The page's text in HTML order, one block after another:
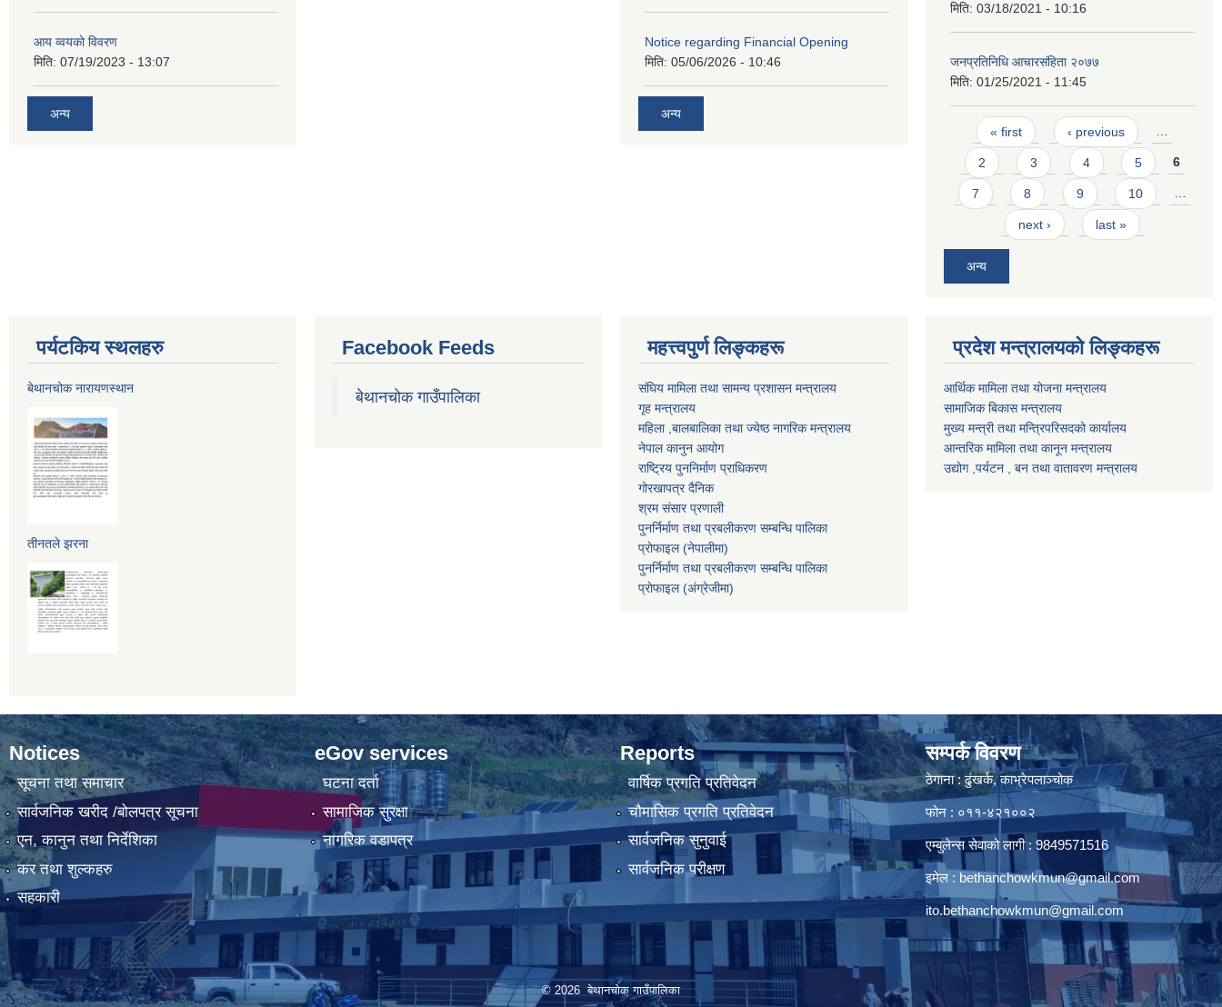
आय व्वयको विवरण
मिति: 07/19/2023 - 13:07
अन्य
Notice regarding Financial Opening
मिति: 05/06/2026 - 10:46
अन्य
मिति: 03/18/2021 - 10:16
जनप्रतिनिधि आचारसंहिता २०७७
मिति: 01/25/2021 - 11:45
Pages
« first ‹ previous …
2 3 4 5 6
7 8 9 10 …
next › last »
अन्य
पर्यटकिय स्थलहरु
बेथानचोक नारायणस्थान
तीनतले झरना
Facebook Feeds
बेथानचोक गाउँपालिका
महत्त्वपुर्ण लिङ्कहरू
संघिय मामिला तथा सामन्य प्रशासन मन्त्रालय
गृह मन्त्रालय
महिला ,बालबालिका तथा ज्येष्ठ नागरिक मन्त्रालय
नेपाल कानुन आयोग
राष्ट्रिय पुननिर्माण प्राधिकरण
गोरखापत्र दैनिक
श्रम संसार प्रणाली
पुनर्निर्माण तथा प्रबलीकरण सम्बन्धि पालिका
प्राेफाइल (नेपालीमा)
पुनर्निर्माण तथा प्रबलीकरण सम्बन्धि पालिका
प्राेफाइल(अंग्रेजीमा)
प्रदेश मन्त्रालयको लिङ्कहरू
आर्थिक मामिला तथा योजना मन्त्रालय
सामाजिक बिकास मन्त्रालय
मुख्य मन्त्री तथा मन्त्रिपरिसदको कार्यालय
आन्तरिक मामिला तथा कानून मन्त्रालय
उद्योग ,पर्यटन , बन तथा वातावरण मन्त्रालय
Notices
सूचना तथा समाचार
सार्वजनिक खरीद /बोलपत्र सूचना
एन, कानुन तथा निर्देशिका
कर तथा शुल्कहरु
सहकारी
eGov services
घटना दर्ता
सामाजिक सुरक्षा
नागरिक वडापत्र
Reports
वार्षिक प्रगति प्रतिवेदन
चौमासिक प्रगति प्रतिवेदन
सार्वजनिक सुनुवाई
सार्वजनिक परीक्षण
सम्पर्क विवरण
ठेगाना : ढुंखर्क, काभ्रेपलाञ्चोक
फोन : ०११-४२१००२
एम्बुलेन्स सेवाको लागी : 9849571516
इमेल : bethanchowkmun@gmail.com
ito.bethanchowkmun@gmail.com
© 2026 बेथानचोक गाउँपालिका